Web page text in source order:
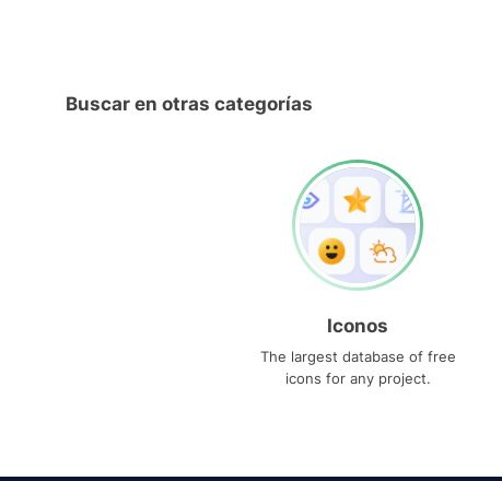
Buscar en otras categorías
Iconos
The largest database of free
icons for any project.